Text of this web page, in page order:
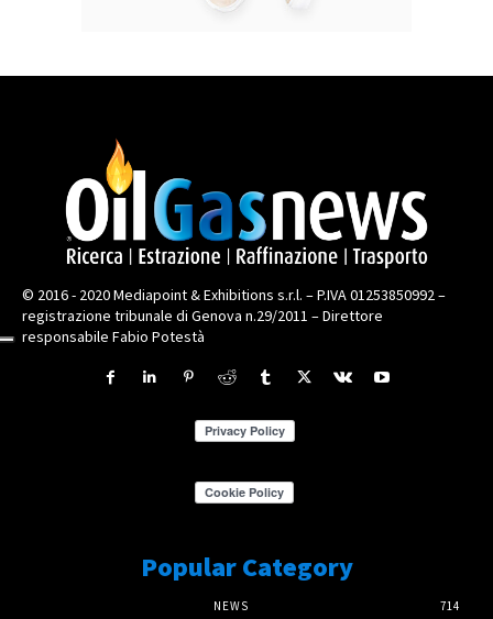
© 2016 - 2020 Mediapoint & Exhibitions s.r.l. – P.IVA 01253850992 –
registrazione tribunale di Genova n.29/2011 – Direttore
responsabile Fabio Potestà
Popular Category
NEWS 714